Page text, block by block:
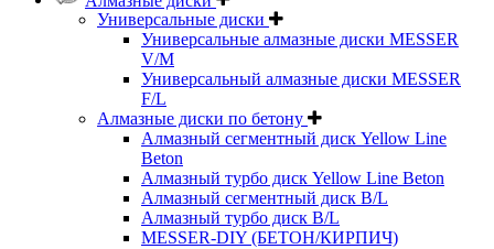
Универсальные диски
Универсальные алмазные диски MESSER
V/M
Универсальный алмазные диски MESSER
F/L
Алмазные диски по бетону
Алмазный сегментный диск Yellow Line
Beton
Алмазный турбо диск Yellow Line Beton
Алмазный сегментный диск B/L
Алмазный турбо диск B/L
MESSER-DIY (БЕТОН/КИРПИЧ)